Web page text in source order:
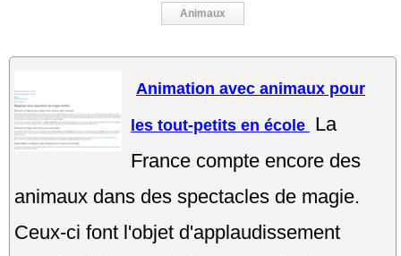
Animaux
Animation avec animaux pour
les tout-petits en école La
France compte encore des
animaux dans des spectacles de magie.
Ceux-ci font l'objet d'applaudissement